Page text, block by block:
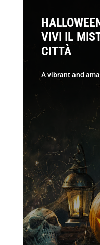
VIVI IL
CITTÀ
A vibrant and